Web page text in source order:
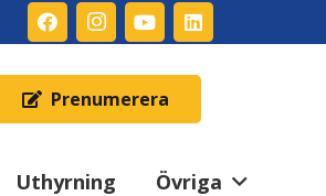
Prenumerera
Uthyrning Övriga